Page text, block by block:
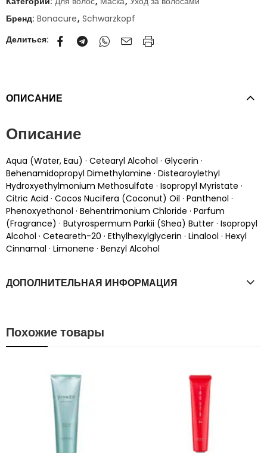
Бренд: Bonacure, Schwarzkopf
Делиться:
ОПИСАНИЕ
Описание
Aqua (Water, Eau) · Cetearyl Alcohol · Glycerin ·
Behenamidopropyl Dimethylamine · Distearoylethyl
Hydroxyethylmonium Methosulfate · Isopropyl Myristate ·
Citric Acid · Cocos Nucifera (Coconut) Oil · Panthenol ·
Phenoxyethanol · Behentrimonium Chloride · Parfum
(Fragrance) · Butyrospermum Parkii (Shea) Butter · Isopropyl
Alcohol · Ceteareth-20 · Ethylhexylglycerin · Linalool · Hexyl
Cinnamal · Limonene · Benzyl Alcohol
ДОПОЛНИТЕЛЬНАЯ ИНФОРМАЦИЯ
Похожие товары